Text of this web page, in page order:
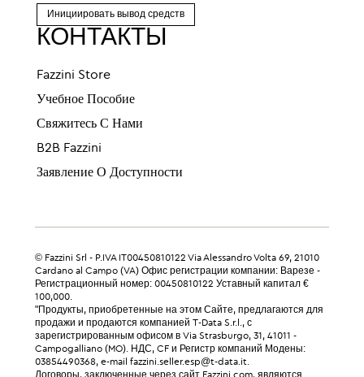
Инициировать вывод средств
КОНТАКТЫ
Fazzini Store
Учебное Пособие
Свяжитесь С Нами
B2B Fazzini
Заявление О Доступности
© Fazzini Srl - P.IVA IT00450810122 Via Alessandro Volta 69, 21010
Cardano al Campo (VA) Офис регистрации компании: Варезе -
Регистрационный номер: 00450810122 Уставный капитал €
100,000.
"Продукты, приобретенные на этом Сайте, предлагаются для
продажи и продаются компанией T-Data S.r.l., с
зарегистрированным офисом в Via Strasburgo, 31, 41011 -
Campogalliano (MO). НДС, CF и Регистр компаний Модены:
03854490368, e-mail fazzini.seller.esp@t-data.it.